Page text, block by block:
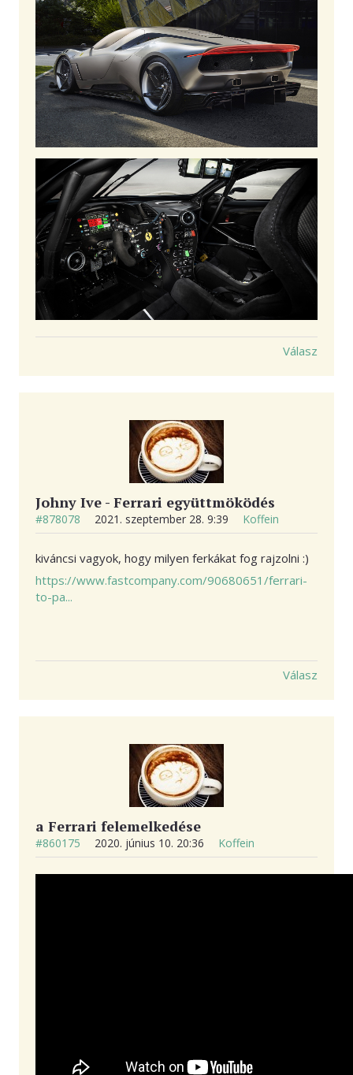
Válasz
Johny Ive - Ferrari együttmöködés
#878078 2021. szeptember 28. 9:39 Koffein
kiváncsi vagyok, hogy milyen ferkákat fog rajzolni :)
https://www.fastcompany.com/90680651/ferrari-
to-pa...
Válasz
a Ferrari felemelkedése
#860175 2020. június 10. 20:36 Koffein